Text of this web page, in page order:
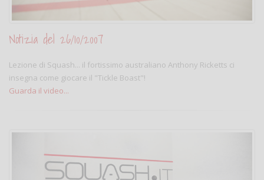
Notizia del 26/10/2007
Lezione di Squash... il fortissimo australiano Anthony Ricketts ci
insegna come giocare il "Tickle Boast"!
Guarda il video...